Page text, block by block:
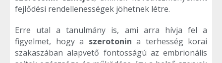
fejlődési rendellenességek jöhetnek létre.
Erre utal a tanulmány is, ami arra hívja fel a
figyelmet, hogy a szerotonin a terhesség korai
szakaszában alapvető fontosságú az embrionális